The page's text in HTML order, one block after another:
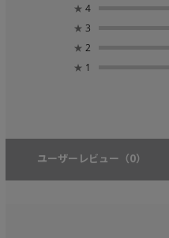
★ 4
★ 3
★ 2
★ 1
ユーザーレビュー （0）